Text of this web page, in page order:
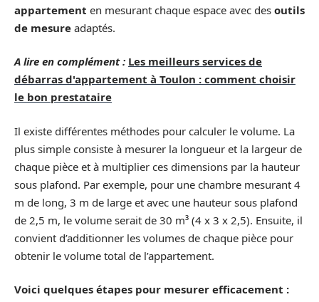
appartement en mesurant chaque espace avec des outils
de mesure adaptés.
A lire en complément : Les meilleurs services de
débarras d'appartement à Toulon : comment choisir
le bon prestataire
Il existe différentes méthodes pour calculer le volume. La
plus simple consiste à mesurer la longueur et la largeur de
chaque pièce et à multiplier ces dimensions par la hauteur
sous plafond. Par exemple, pour une chambre mesurant 4
m de long, 3 m de large et avec une hauteur sous plafond
de 2,5 m, le volume serait de 30 m³ (4 x 3 x 2,5). Ensuite, il
convient d’additionner les volumes de chaque pièce pour
obtenir le volume total de l’appartement.
Voici quelques étapes pour mesurer efficacement :